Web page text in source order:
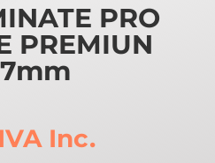
PRO
PREMIUN
IVA Inc.